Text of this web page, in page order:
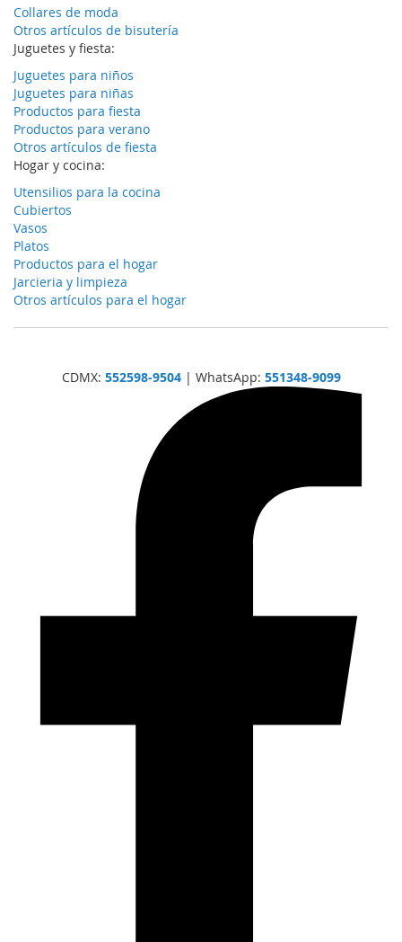
Collares de moda
Otros artículos de bisutería
Juguetes y fiesta:
Juguetes para niños
Juguetes para niñas
Productos para fiesta
Productos para verano
Otros artículos de fiesta
Hogar y cocina:
Utensilios para la cocina
Cubiertos
Vasos
Platos
Productos para el hogar
Jarcieria y limpieza
Otros artículos para el hogar
CDMX: 552598-9504| WhatsApp: 551348-9099